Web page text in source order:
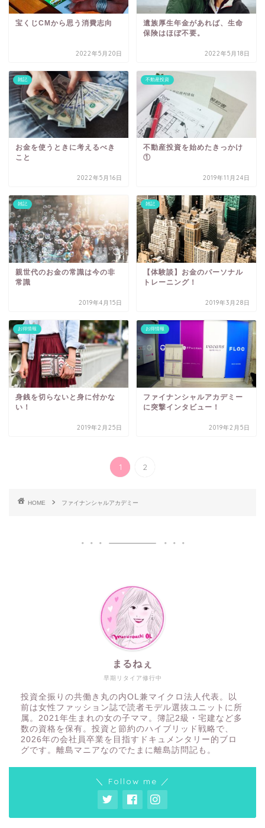
宝くじCMから思う消費志向
2022年5月20日
遺族厚生年金があれば、生命
保険はほぼ不要。
2022年5月18日
雑記
お金を使うときに考えるべき
こと
2022年5月16日
不動産投資
不動産投資を始めたきっかけ
①
2019年11月24日
雑記
親世代のお金の常識は今の非
常識
2019年4月15日
雑記
【体験談】お金のパーソナル
トレーニング！
2019年3月28日
お得情報
身銭を切らないと身に付かな
い！
2019年2月25日
お得情報
ファイナンシャルアカデミー
に突撃インタビュー！
2019年2月5日
1 2
HOME ファイナンシャルアカデミー
早期リタイア修行中
まるねぇ
投資全振りの共働き丸の内OL兼マイクロ法人代表。以
前は女性ファッション誌で読者モデル選抜ユニットに所
属。2021年生まれの女の子ママ。簿記2級・宅建など多
数の資格を保有。投資と節約のハイブリッド戦略で、
2026年の会社員卒業を目指すドキュメンタリー的ブロ
グです。離島マニアなのでたまに離島訪問記も。
＼ Follow me ／